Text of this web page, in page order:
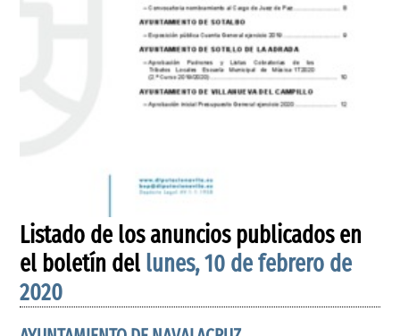
Listado de los anuncios publicados en
el boletín del lunes, 10 de febrero de
2020